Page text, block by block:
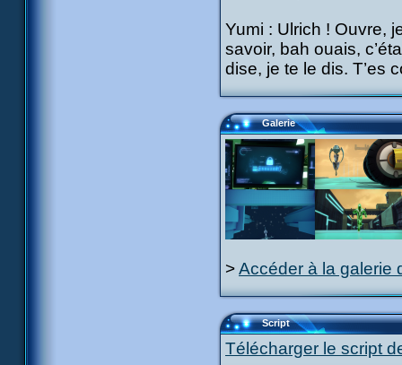
Yumi : Ulrich ! Ouvre,
savoir, bah ouais,
dise, je te le dis. T’es
Galerie
>Accéder à la galerie
Script
Télécharger le script